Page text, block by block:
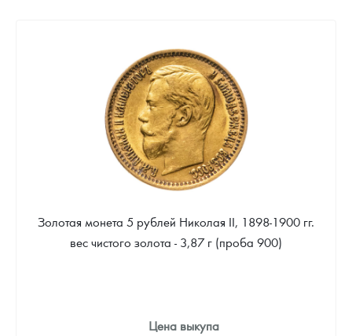
Жетоны "Необыкновенные обитатели глубин"
Ювелирные изделия
Русская нумизматика
Золотая карманная галерея
Монеты и жетоны из недрагоценных металлов
Политика использования Cookies
Положение по обработке и защите персональных данных
Золотая монета 5 рублей Николая II, 1898-1900 гг.
вес чистого золота - 3,87 г (проба 900)
Цена выкупа